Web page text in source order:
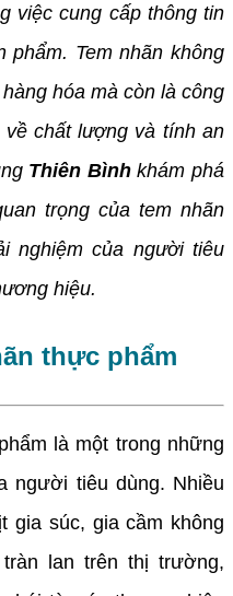
việc cung cấp thông tin
phẩm. Tem nhãn không
hóa mà còn là công
chất lượng và tính an
Thiên Bìnhkhám phá
trọng của tem nhãn
nghiệm của người tiêu
hiệu.
thực phẩm
là một trong những
người tiêu dùng. Nhiều
gia súc, gia cầm không
lan trên thị trường,